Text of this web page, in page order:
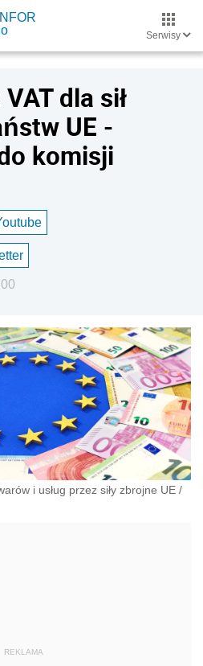
Serwisy
dla sił
UE -
komisji
i usług przez siły zbrojne UE /